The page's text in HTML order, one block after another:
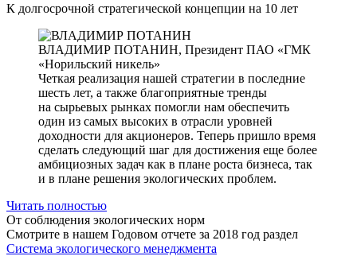
К долгосрочной стратегической концепции на 10 лет
ВЛАДИМИР ПОТАНИН, Президент ПАО «ГМК
«Норильский никель»
Четкая реализация нашей стратегии в последние
шесть лет, а также благоприятные тренды
на сырьевых рынках помогли нам обеспечить
один из самых высоких в отрасли уровней
доходности для акционеров. Теперь пришло время
сделать следующий шаг для достижения еще более
амбициозных задач как в плане роста бизнеса, так
и в плане решения экологических проблем.
Читать полностью
От соблюдения экологических норм
Смотрите в нашем Годовом отчете за 2018 год раздел
Система экологического менеджмента